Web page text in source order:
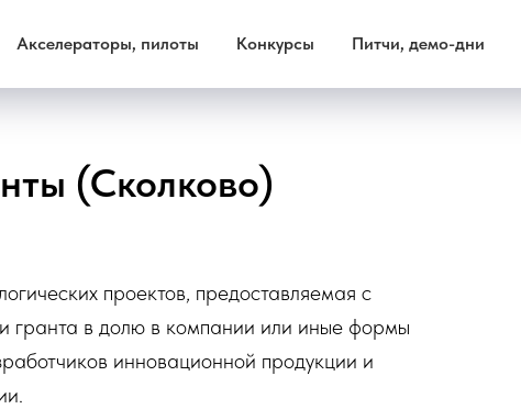
Акселераторы, пилоты Конкурсы Питчи, демо-дни
(Сколково)
проектов, предоставляемая с
гранта в долю в компании или иные формы
инновационной продукции и